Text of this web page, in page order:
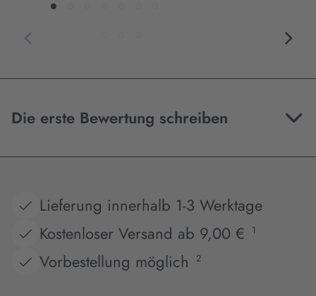
Die erste Bewertung schreiben
Lieferung innerhalb 1-3 Werktage
Kostenloser Versand ab 9,00 €
1
Vorbestellung möglich 2